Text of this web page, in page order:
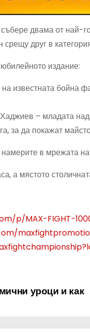
двама от най-
друг в
издание:
на известната
– младата
за да покажат
в мрежата на
а мястото
p/MAX-FIGHT-
уроци и как